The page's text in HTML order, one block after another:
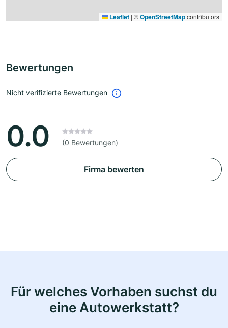
Leaflet | ©OpenStreetMapcontributors
Bewertungen
Nicht verifizierte Bewertungen
0.0 (0 Bewertungen)
Firma bewerten
Für welches Vorhaben suchst du
eine Autowerkstatt?